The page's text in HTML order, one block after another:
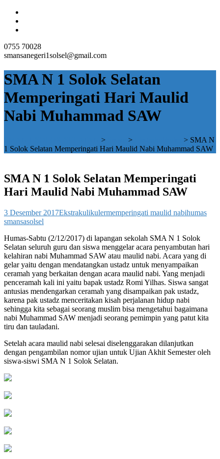
0755 70028
smansanegeri1solsel@gmail.com
SMA N 1 Solok Selatan
Memperingati Hari Maulid
Nabi Muhammad SAW
> > > SMA N
1 Solok Selatan Memperingati Hari Maulid Nabi Muhammad SAW
SMA N 1 Solok Selatan Memperingati
Hari Maulid Nabi Muhammad SAW
3 Desember 2017Ekstrakulikulermemperingati maulid nabihumas
smansasolsel
Humas-Sabtu (2/12/2017) di lapangan sekolah SMA N 1 Solok
Selatan seluruh guru dan siswa menggelar acara penyambutan hari
kelahiran nabi Muhammad SAW atau maulid nabi. Acara yang di
gelar yaitu dengan mendatangkan ustadz untuk menyampaikan
ceramah yang berkaitan dengan acara maulid nabi. Yang menjadi
penceramah kali ini yaitu bapak ustadz Romi Yilhas. Siswa sangat
antusias mendengarkan ceramah yang disampaikan pak ustadz,
karena pak ustadz menceritakan kisah perjalanan hidup nabi
sehingga kita sebagai seorang muslim bisa mengetahui bagaimana
nabi Muhammad SAW menjadi seorang pemimpin yang patut kita
tiru dan tauladani.
Setelah acara maulid nabi selesai diselenggarakan dilanjutkan
dengan pengambilan nomor ujian untuk Ujian Akhit Semester oleh
siswa-siswi SMA N 1 Solok Selatan.